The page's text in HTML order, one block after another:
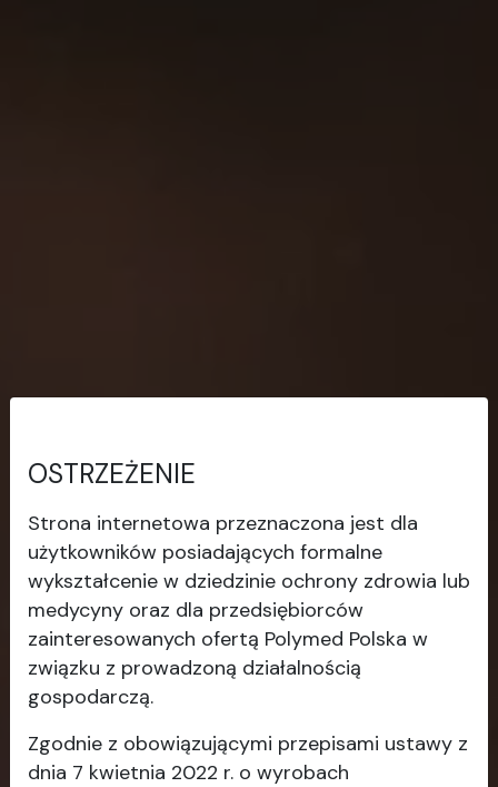
OSTRZEŻENIE
Strona internetowa przeznaczona jest dla
użytkowników posiadających formalne
wykształcenie w dziedzinie ochrony zdrowia lub
medycyny oraz dla przedsiębiorców
zainteresowanych ofertą Polymed Polska w
związku z prowadzoną działalnością
gospodarczą.
Zgodnie z obowiązującymi przepisami ustawy z
dnia 7 kwietnia 2022 r. o wyrobach